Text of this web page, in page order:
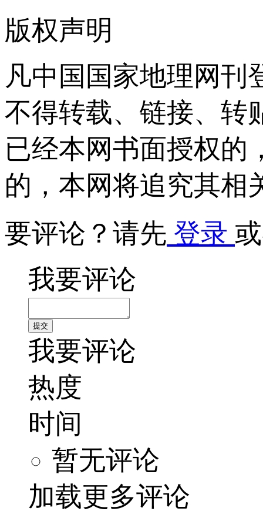
版权声明
凡中国国家地理网刊
不得转载、链接、转
已经本网书面授权的
的，本网将追究其相
要评论？请先 登录
我要评论
我要评论
热度
时间
暂无评论
加载更多评论